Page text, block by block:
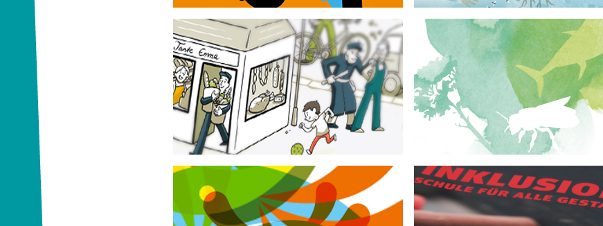
Probe den Aufstand!
Bundesstiftung Aufarbeitung
Planspiel "Probe den Aufstand"
Natur gestalten!
Bundesverband der Deutschen Volksbanken und
Raiffeisenbanken e. V. (BVR)
Kreativwettbewerb zum Thema Natur
Geh raus spielen!